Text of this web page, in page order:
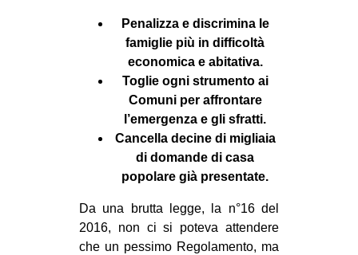
SPORT POPOLARE
MOVIMENTI
AMBIENTE
ANTIFASCISMO
DIRITTO ALL’ABITARE
GENERI
MIGRAZIONI
PRECARIATO
REPRESSIONE
Penalizza e discrimina le
famiglie più in difficoltà
economica e abitativa.
Toglie ogni strumento ai
Comuni per affrontare
l’emergenza e gli sfratti.
Cancella decine di migliaia
di domande di casa
popolare già presentate.
Da una brutta legge, la n°16 del
2016, non ci si poteva attendere
che un pessimo Regolamento, ma